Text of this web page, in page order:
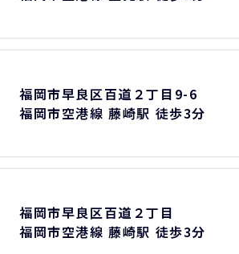
福岡市早良区百道２丁目9-6
福岡市空港線 藤崎駅 徒歩3分
福岡市早良区百道２丁目
福岡市空港線 藤崎駅 徒歩3分